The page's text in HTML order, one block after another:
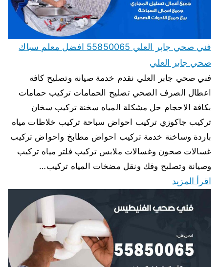
فني صحي جابر العلي 55850065 افضل معلم سباك
صحي جابر العلي
فني صحي جابر العلي نقدم خدمة صيانة وتصليح كافة
اعطال الصرف الصحي تصليح الحمامات تركيب حمامات
بكافة الاحجام حل مشكلة المياه سخنة تركيب سخان
تركيب جاكوزي تركيب احواض سباحة تركيب خلاطات مياه
باردة وساخنة خدمة تركيب احواض مطابخ واحواض تركيب
غسالات صحون وغسالات ملابس تركيب فلتر مياه تركيب
وصيانة وتصليح وفك ونقل مضخات المياه تركيب…
اقرأ المزيد